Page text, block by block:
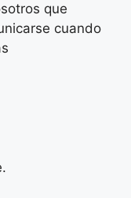
que
cuando
.